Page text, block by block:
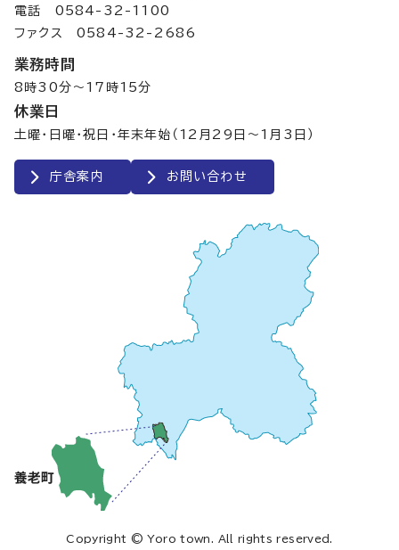
電話 0584-32-1100
ファクス 0584-32-2686
業務時間
8時30分～17時15分
休業日
土曜・日曜・祝日・年末年始（12月29日～1月3日）
庁舎案内 お問い合わせ
Copyright © Yoro town. All rights reserved.